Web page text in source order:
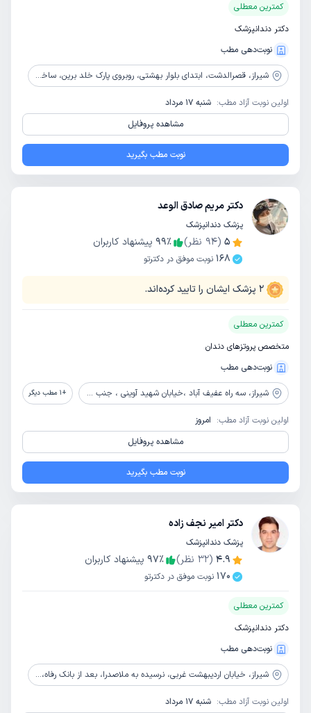
کمترین معطلی
دکتر دندانپزشک
نوبت‌دهی مطب
شیراز، قصرالدشت، ابتدای بلوار بهشتی، روبروی پارک خلد برین، ساختمان پزشکی پالادیوم، بلوک 2، طبقه 5
اولین نوبت آزاد مطب: شنبه 17 مرداد
مشاهده پروفایل
نوبت مطب بگیرید
دکتر مریم صادق الوعد
پزشک دندانپزشک
5
(
94 نظر) 99٪
پیشنهاد کاربران
168 نوبت موفق در دکترتو
2 پزشک ایشان را تایید کرده‌اند.
کمترین معطلی
متخصص پروتزهای دندان
نوبت‌دهی مطب
شیراز، سه راه عفیف آباد ،خیابان شهید آوینی ، جنب مبل آپارتمانی ، طبقه اول ، واحد 1 +
1 مطب دیگر
اولین نوبت آزاد مطب: امروز
مشاهده پروفایل
نوبت مطب بگیرید
دکتر امیر نجف زاده
پزشک دندانپزشک
4.9
(
32 نظر) 97٪
پیشنهاد کاربران
170 نوبت موفق در دکترتو
کمترین معطلی
دکتر دندانپزشک
نوبت‌دهی مطب
شیراز، خیابان اردیبهشت غربی، نرسیده به ملاصدرا، بعد از بانک رفاه، ساختمان آیینه، طبقه7، واحد13
اولین نوبت آزاد مطب: شنبه 17 مرداد